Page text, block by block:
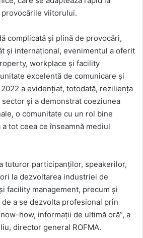
viitorului.
complicată și plină de provocări,
și internațional, evenimentul a oferit
workplace și facility
excelentă de comunicare și
2022 a evidențiat, totodată, reziliența
și a demonstrat coeziunea
o comunitate cu un rol bine
tot ceea ce înseamnă mediul
tuturor participanților, speakerilor,
la dezvoltarea industriei de
facility management, precum și
a se dezvolta profesional prin
how, informații de ultimă oră”, a
director general ROFMA.